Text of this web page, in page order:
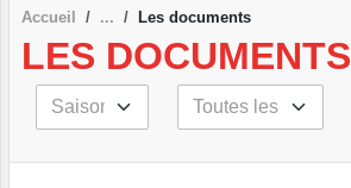
Accueil Les documents
LES DOCUMENTS